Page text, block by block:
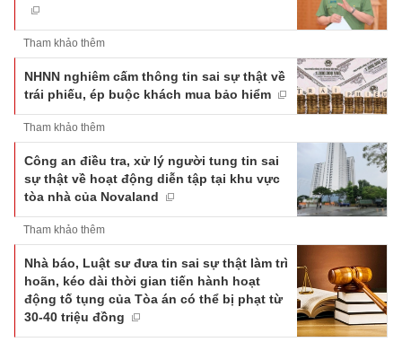
Tham khảo thêm
NHNN nghiêm cấm thông tin sai sự thật về
trái phiếu, ép buộc khách mua bảo hiểm
Tham khảo thêm
Công an điều tra, xử lý người tung tin sai
sự thật về hoạt động diễn tập tại khu vực
tòa nhà của Novaland
Tham khảo thêm
Nhà báo, Luật sư đưa tin sai sự thật làm trì
hoãn, kéo dài thời gian tiến hành hoạt
động tố tụng của Tòa án có thể bị phạt từ
30-40 triệu đồng